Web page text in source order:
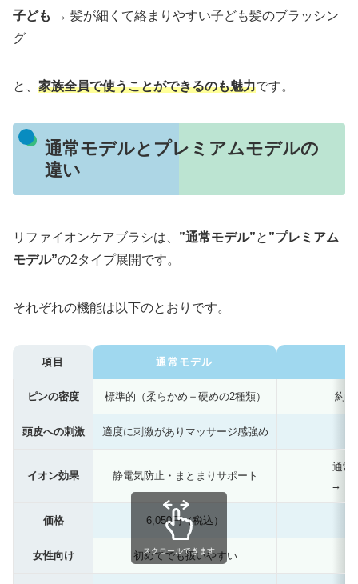
子ども → 髪が細くて絡まりやすい子ども髪のブラッシン
グ
と、 家族全員で使うことができるのも魅力です。
通常モデルとプレミアムモデルの
違い
リファイオンケアブラシは、 ”通常モデル”と ”プレミアム
モデル”の2タイプ展開です。
それぞれの機能は以下のとおりです。
項目 通常モデル
ピンの密度 標準的（柔らかめ＋硬めの2種類） 約2
頭皮への刺激 適度に刺激がありマッサージ感強め
イオン効果 静電気防止・まとまりサポート
通常
→ よ
価格 6,050円（税込）
女性向け 初めてでも扱いやすい
スクロールできます